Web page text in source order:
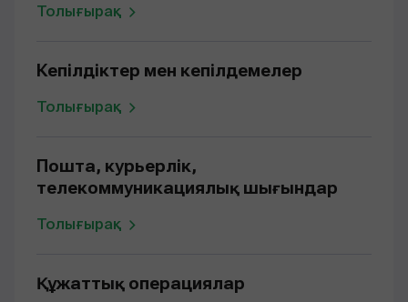
Толығырақ
Кепілдіктер мен кепілдемелер
Толығырақ
Пошта, курьерлік,
телекоммуникациялық шығындар
Толығырақ
Құжаттық операциялар